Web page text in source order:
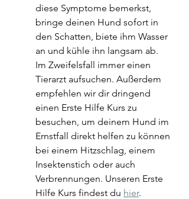
diese Symptome bemerkst,
bringe deinen Hund sofort in
den Schatten, biete ihm Wasser
an und kühle ihn langsam ab.
Im Zweifelsfall immer einen
Tierarzt aufsuchen. Außerdem
empfehlen wir dir dringend
einen Erste Hilfe Kurs zu
besuchen, um deinem Hund im
Ernstfall direkt helfen zu können
bei einem Hitzschlag, einem
Insektenstich oder auch
Verbrennungen. Unseren Erste
Hilfe Kurs findest du hier.